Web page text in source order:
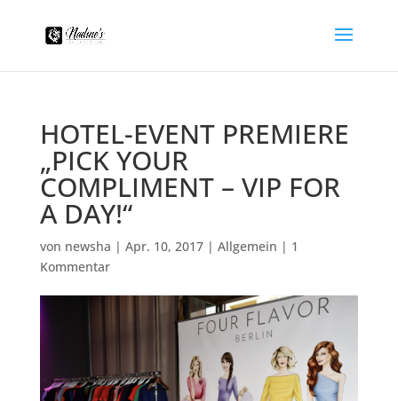
HOTEL-EVENT PREMIERE
„PICK YOUR
COMPLIMENT – VIP FOR
A DAY!“
von newsha | Apr. 10, 2017| Allgemein | 1
Kommentar